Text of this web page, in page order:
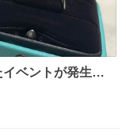
ベントが発生し